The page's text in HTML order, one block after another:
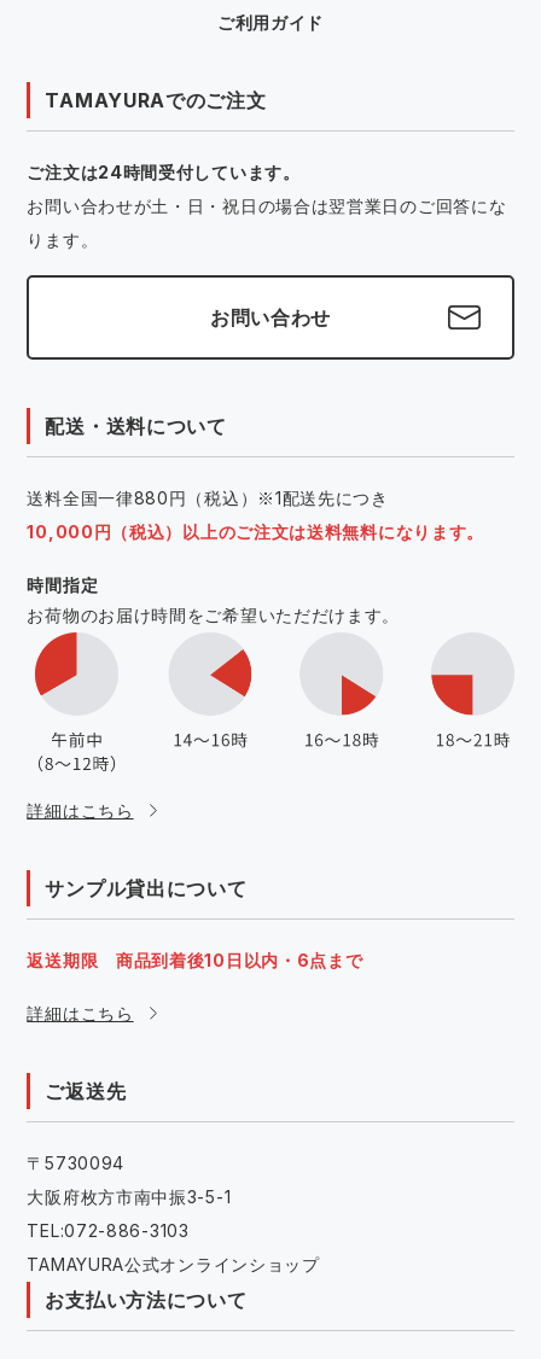
ご利用ガイド
TAMAYURAでのご注文
ご注文は24時間受付しています。
お問い合わせが土・日・祝日の場合は翌営業日のご回答にな
ります。
お問い合わせ
配送・送料について
送料全国一律880円（税込）※1配送先につき
10,000円（税込）以上のご注文は送料無料になります。
時間指定
お荷物のお届け時間をご希望いただだけます。
詳細はこちら
サンプル貸出について
返送期限 商品到着後10日以内・6点まで
詳細はこちら
ご返送先
〒5730094
大阪府枚方市南中振3-5-1
TEL:072-886-3103
TAMAYURA公式オンラインショップ
お支払い方法について